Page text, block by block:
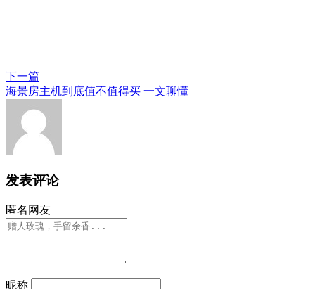
下一篇
海景房主机到底值不值得买 一文聊懂
发表评论
匿名网友
昵称